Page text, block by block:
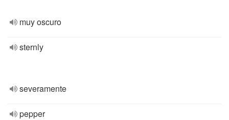
muy oscuro
sternly
severamente
pepper